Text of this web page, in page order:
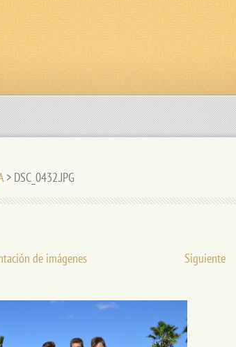
> DSC_0432.JPG
de imágenes Siguiente